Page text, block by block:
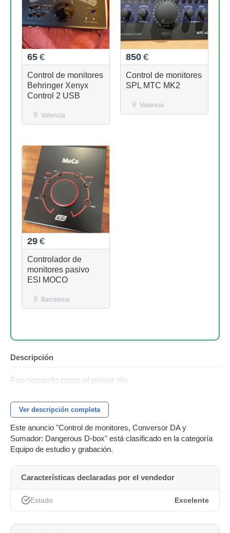
65 €
Control de monitores
Behringer Xenyx
Control 2 USB
Valencia
850 €
Control de monitores
SPL MTC MK2
Valencia
29 €
Controlador de
monitores pasivo
ESI MOCO
Barcelona
Descripción
Funcionando como el primer día.
Ver descripción completa
Este anuncio "Control de monitores, Conversor DA y
Sumador: Dangerous D-box" está clasificado en la categoría
Equipo de estudio y grabación.
Características declaradas por el vendedor
Estado Excelente